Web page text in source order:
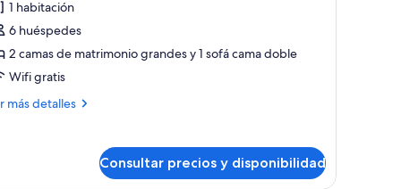
1 habitación
6 huéspedes
2 camas de matrimonio grandes y 1 sofá cama doble
Wifi gratis
más detalles
Consultar precios y disponibilidad